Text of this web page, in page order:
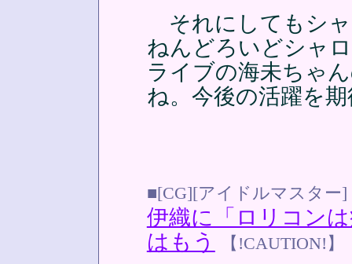
それにしてもシ
ねんどろいどシャ
ライブの海未ちゃ
ね。今後の活躍を
■[CG][アイドルマスター]
伊織に「ロリコン
はもう
【!CAUTION!】